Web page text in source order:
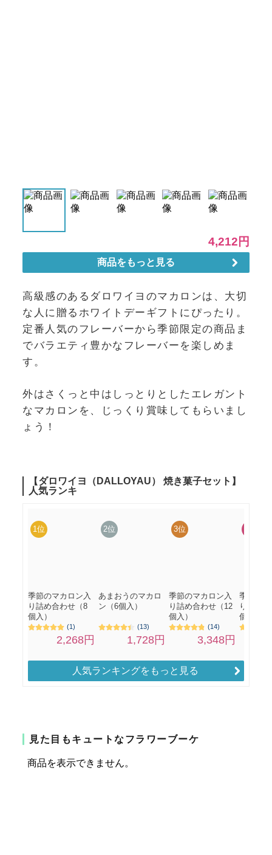
高級感のあるダロワイヨのマカロンは、大切
な人に贈るホワイトデーギフトにぴったり。
定番人気のフレーバーから季節限定の商品ま
でバラエティ豊かなフレーバーを楽しめま
す。
外はさくっと中はしっとりとしたエレガント
なマカロンを、じっくり賞味してもらいまし
ょう！
人気ランキングをもっと見る
見た目もキュートなフラワーブーケ